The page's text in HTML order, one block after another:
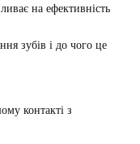
на ефективність
зубів і до чого це
контакті з